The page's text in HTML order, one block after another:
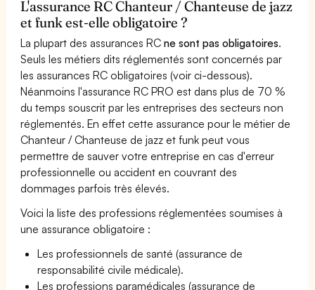
L'assurance RC Chanteur / Chanteuse de jazz
et funk est-elle obligatoire ?
La plupart des assurances RCne sont pas obligatoires.
Seuls les métiers dits réglementés sont concernés par
les assurances RC obligatoires (voir ci-dessous).
Néanmoins l'assurance RC PRO est dans plus de 70 %
du temps souscrit par les entreprises des secteurs non
réglementés. En effet cette assurance pour le métier de
Chanteur / Chanteuse de jazz et funk peut vous
permettre de sauver votre entreprise en cas d'erreur
professionnelle ou accident en couvrant des
dommages parfois très élevés.
Voici la liste des professions réglementées soumises à
une assurance obligatoire :
Les professionnels de santé (assurance de
responsabilité civile médicale).
Les professions paramédicales (assurance de